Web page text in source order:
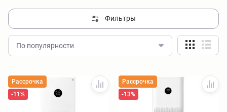
Фильтры
По популярности
Рассрочка
-11%
Рассрочка
-13%